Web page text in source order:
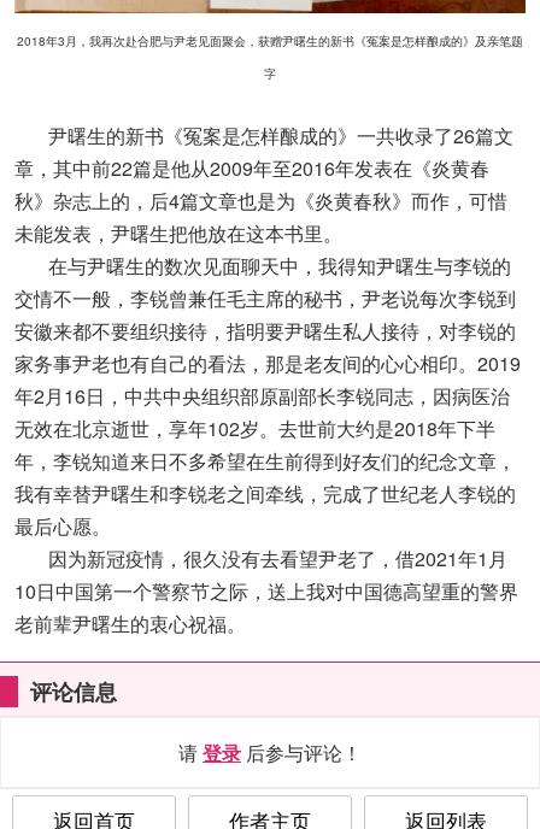
2018年3月，我再次赴合肥与尹老见面聚会，获赠尹曙生的新书《冤案是怎样酿成的》及亲笔题
字
尹曙生的新书《冤案是怎样酿成的》一共收录了26篇文
章，其中前22篇是他从2009年至2016年发表在《炎黄春
秋》杂志上的，后4篇文章也是为《炎黄春秋》而作，可惜
未能发表，尹曙生把他放在这本书里。
在与尹曙生的数次见面聊天中，我得知尹曙生与李锐的
交情不一般，李锐曾兼任毛主席的秘书，尹老说每次李锐到
安徽来都不要组织接待，指明要尹曙生私人接待，对李锐的
家务事尹老也有自己的看法，那是老友间的心心相印。2019
年2月16日，中共中央组织部原副部长李锐同志，因病医治
无效在北京逝世，享年102岁。去世前大约是2018年下半
年，李锐知道来日不多希望在生前得到好友们的纪念文章，
我有幸替尹曙生和李锐老之间牵线，完成了世纪老人李锐的
最后心愿。
因为新冠疫情，很久没有去看望尹老了，借2021年1月
10日中国第一个警察节之际，送上我对中国德高望重的警界
老前辈尹曙生的衷心祝福。
评论信息
请登录 后参与评论！
返回首页 作者主页 返回列表